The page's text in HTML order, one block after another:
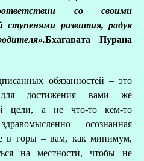
со своими
ступенями развития, радуя
Бхагавата Пурана
обязанностей – это
достижения вами же
цели, а не что-то кем-то
осознанная
в горы – вам, как минимум,
на местности, чтобы не